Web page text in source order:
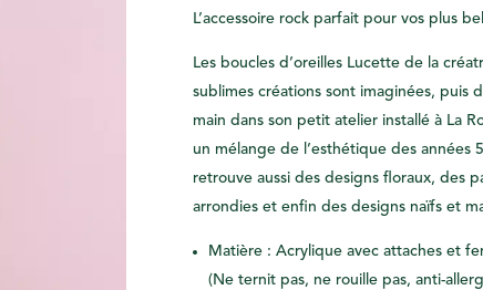
L’accessoire rock parfait pour vos plus
Les boucles d’oreilles Lucette de la
sublimes créations sont imaginées, puis
main dans son petit atelier installé à La
un mélange de l’esthétique des années
retrouve aussi des designs floraux, des
arrondies et enfin des designs naïfs et
Matière : Acrylique avec attaches et
(Ne ternit pas, ne rouille pas, anti-